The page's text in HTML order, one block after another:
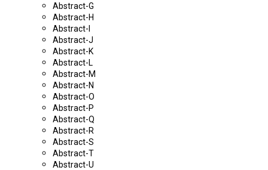
Abstract-G
Abstract-H
Abstract-I
Abstract-J
Abstract-K
Abstract-L
Abstract-M
Abstract-N
Abstract-O
Abstract-P
Abstract-Q
Abstract-R
Abstract-S
Abstract-T
Abstract-U